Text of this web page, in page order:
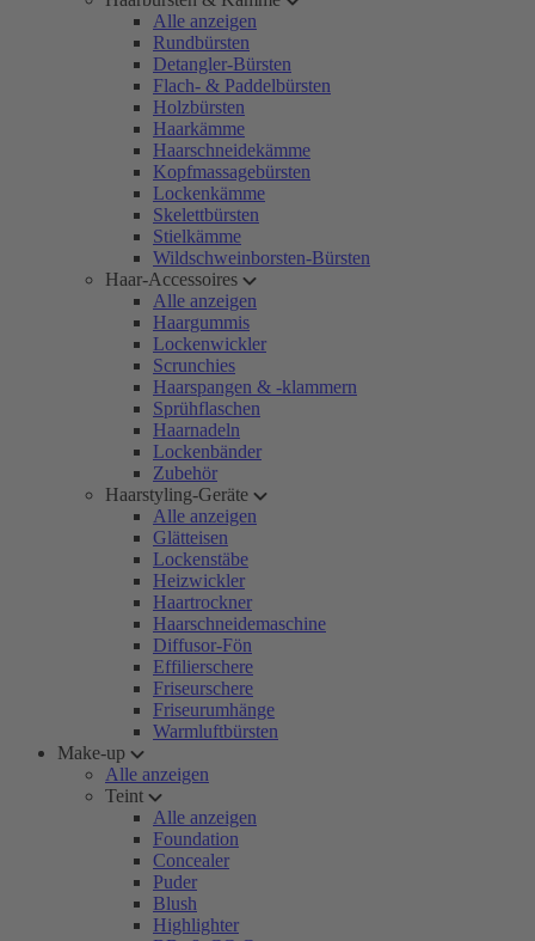
Alle anzeigen
Rundbürsten
Detangler-Bürsten
Flach- & Paddelbürsten
Holzbürsten
Haarkämme
Haarschneidekämme
Kopfmassagebürsten
Lockenkämme
Skelettbürsten
Stielkämme
Wildschweinborsten-Bürsten
Haar-Accessoires
Alle anzeigen
Haargummis
Lockenwickler
Scrunchies
Haarspangen & -klammern
Sprühflaschen
Haarnadeln
Lockenbänder
Zubehör
Haarstyling-Geräte
Alle anzeigen
Glätteisen
Lockenstäbe
Heizwickler
Haartrockner
Haarschneidemaschine
Diffusor-Fön
Effilierschere
Friseurschere
Friseurumhänge
Warmluftbürsten
Make-up
Alle anzeigen
Teint
Alle anzeigen
Foundation
Concealer
Puder
Blush
Highlighter